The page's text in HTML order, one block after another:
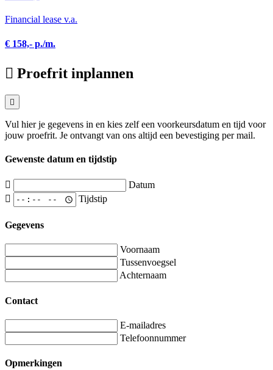
Financial lease v.a.
€ 158,- p./m.
Proefrit inplannen
Vul hier je gegevens in en kies zelf een voorkeursdatum en tijd voor
jouw proefrit. Je ontvangt van ons altijd een bevestiging per mail.
Gewenste datum en tijdstip
Datum
Tijdstip
Gegevens
Voornaam
Tussenvoegsel
Achternaam
Contact
E-mailadres
Telefoonnummer
Opmerkingen